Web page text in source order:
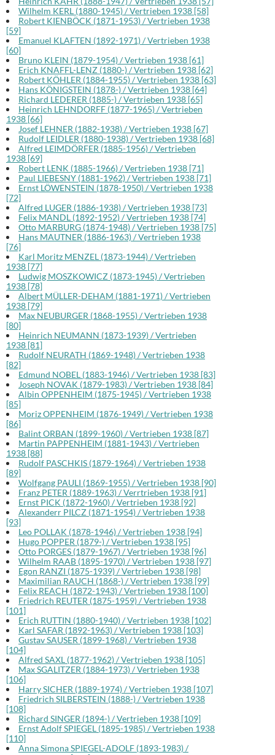
Wilhelm KERL (1880-1945) / Vertrieben 1938 [58]
Robert KIENBÖCK (1871-1953) / Vertrieben 1938
[59]
Emanuel KLAFTEN (1892-1971) / Vertrieben 1938
[60]
Bruno KLEIN (1879-1954) / Vertrieben 1938 [61]
Erich KNAFFL-LENZ (1880-) / Vertrieben 1938 [62]
Robert KÖHLER (1884-1955) / Vertrieben 1938 [63]
Hans KÖNIGSTEIN (1878-) / Vertrieben 1938 [64]
Richard LEDERER (1885-) / Vertrieben 1938 [65]
Heinrich LEHNDORFF (1877-1965) / Vertrieben
1938 [66]
Josef LEHNER (1882-1938) / Vertrieben 1938 [67]
Rudolf LEIDLER (1880-1938) / Vertrieben 1938 [68]
Alfred LEIMDÖRFER (1885-1956) / Vertrieben
1938 [69]
Robert LENK (1885-1966) / Vertrieben 1938 [71]
Paul LIEBESNY (1881-1962) / Vertrieben 1938 [71]
Ernst LÖWENSTEIN (1878-1950) / Vertrieben 1938
[72]
Alfred LUGER (1886-1938) / Vertrieben 1938 [73]
Felix MANDL (1892-1952) / Vertrieben 1938 [74]
Otto MARBURG (1874-1948) / Vertrieben 1938 [75]
Hans MAUTNER (1886-1963) / Vertrieben 1938
[76]
Karl Moritz MENZEL (1873-1944) / Vertrieben
1938 [77]
Ludwig MOSZKOWICZ (1873-1945) / Vertrieben
1938 [78]
Albert MÜLLER-DEHAM (1881-1971) / Vertrieben
1938 [79]
Max NEUBURGER (1868-1955) / Vertrieben 1938
[80]
Heinrich NEUMANN (1873-1939) / Vertrieben
1938 [81]
Rudolf NEURATH (1869-1948) / Vertrieben 1938
[82]
Edmund NOBEL (1883-1946) / Vertrieben 1938 [83]
Joseph NOVAK (1879-1983) / Vertrieben 1938 [84]
Albin OPPENHEIM (1875-1945) / Vertrieben 1938
[85]
Moriz OPPENHEIM (1876-1949) / Vertrieben 1938
[86]
Balint ORBAN (1899-1960) / Vertrieben 1938 [87]
Martin PAPPENHEIM (1881-1943) / Vertrieben
1938 [88]
Rudolf PASCHKIS (1879-1964) / Vertrieben 1938
[89]
Wolfgang PAULI (1869-1955) / Vertrieben 1938 [90]
Franz PETER (1889-1963) / Verrtrieben 1938 [91]
Ernst PICK (1872-1960) / Vertrieben 1938 [92]
Alexanderr PILCZ (1871-1954) / Vertrieben 1938
[93]
Leo POLLAK (1878-1946) / Vertrieben 1938 [94]
Hugo POPPER (1879-) / Vertrieben 1938 [95]
Otto PORGES (1879-1967) / Vertrieben 1938 [96]
Wilhelm RAAB (1895-1970) / Vertrieben 1938 [97]
Egon RANZI (1875-1939) / Vertrieben 1938 [98]
Maximilian RAUCH (1868-) / Vertrieben 1938 [99]
Felix REACH (1872-1943) / Vertrieben 1938 [100]
Friedrich REUTER (1875-1959) / Vertrieben 1938
[101]
Erich RUTTIN (1880-1940) / Vertrieben 1938 [102]
Karl SAFAR (1892-1963) / Vertrieben 1938 [103]
Gustav SAUSER (1899-1968) / Vertrieben 1938
[104]
Alfred SAXL (1877-1962) / Vertrieben 1938 [105]
Max SGALITZER (1884-1973) / Vertrieben 1938
[106]
Harry SICHER (1889-1974) / Vertrieben 1938 [107]
Friedrich SILBERSTEIN (1888-) / Vertrieben 1938
[108]
Richard SINGER (1894-) / Vertrieben 1938 [109]
Ernst Adolf SPIEGEL (1895-1985) / Vertrieben 1938
[110]
Anna Simona SPIEGEL-ADOLF (1893-1983) /